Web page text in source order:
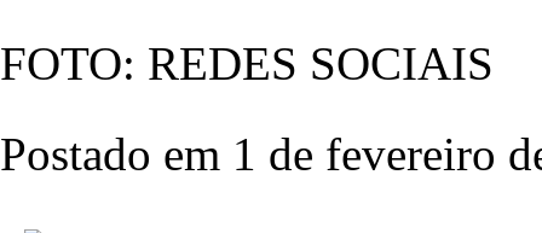
FOTO: REDES SOCIAIS
Postado em 1 de fevereiro